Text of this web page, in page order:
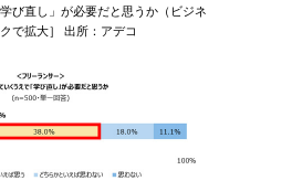
び直し」が必要だと思うか（ビジネ
で拡大］ 出所：アデコ